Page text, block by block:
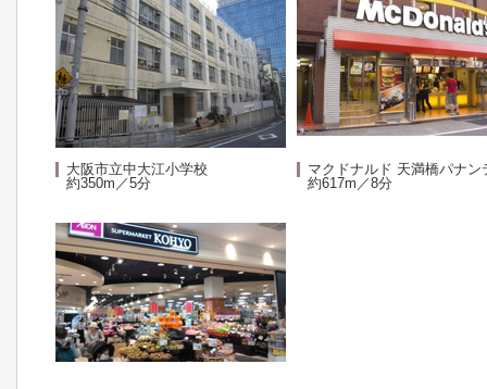
大阪市立中大江小学校
約350m／5分
マクドナルド 天満橋パナン
約617m／8分